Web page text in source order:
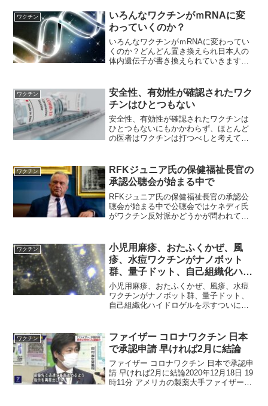
ワクチン
いろんなワクチンがｍRNAに変
わっていくのか？
いろんなワクチンがｍRNAに変わってい
くのか？どんどん置き換えられ日本人の
体内遺伝子が書き換えられていきます新
が、作用機序から考えると「遺伝子製
剤」と言ったほうがいい...
ワクチン
安全性、有効性が確認されたワク
チンはひとつもない
安全性、有効性が確認されたワクチンは
ひとつもないにもかかわらず、ほとんど
の医者はワクチンは打つべしと考えてい
に来られた。「ワクチンについて、妻と
私とで、考え方が全然違...
ワクチン
RFKジュニア氏の保健福祉長官の
承認公聴会が始まる中で
RFKジュニア氏の保健福祉長官の承認公
聴会が始まる中で公聴会ではケネディ氏
がワクチン反対派かどうかが問われてい
ュニア氏）の保健福祉省の長官就任を承
認するかどうかかの...
ワクチン
小児用麻疹、おたふくかぜ、風
疹、水痘ワクチンがナノボット
群、量子ドット、自己組織化ハイ
ドロゲルを示す
小児用麻疹、おたふくかぜ、風疹、水痘
ワクチンがナノボット群、量子ドット、
自己組織化ハイドロゲルを示すついに小
く風邪、風疹、水痘の小児用ワクチンは
ナノボット...
ワクチン
ファイザー コロナワクチン 日本
で承認申請 早ければ2月に結論
ファイザー コロナワクチン 日本で承認申
請 早ければ2月に結論2020年12月18日 19
時11分 アメリカの製薬大手ファイザー